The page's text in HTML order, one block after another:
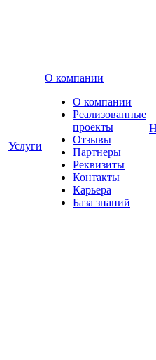
Услуги
О компании
О компании
Реализованные
проекты
Отзывы
Партнеры
Реквизиты
Контакты
Карьера
База знаний